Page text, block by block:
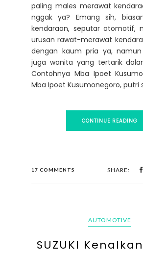
paling males merawat
nggak ya? Emang sih,
kendaraan, seputar otomotif,
urusan rawat-merawat
dengan kaum pria ya,
juga wanita yang tertarik
Contohnya Mba Ipoet
Mba Ipoet Kusumonegoro, putri
CONTINUE READING
17 COMMENTS SHARE:
AUTOMOTIVE
SUZUKI